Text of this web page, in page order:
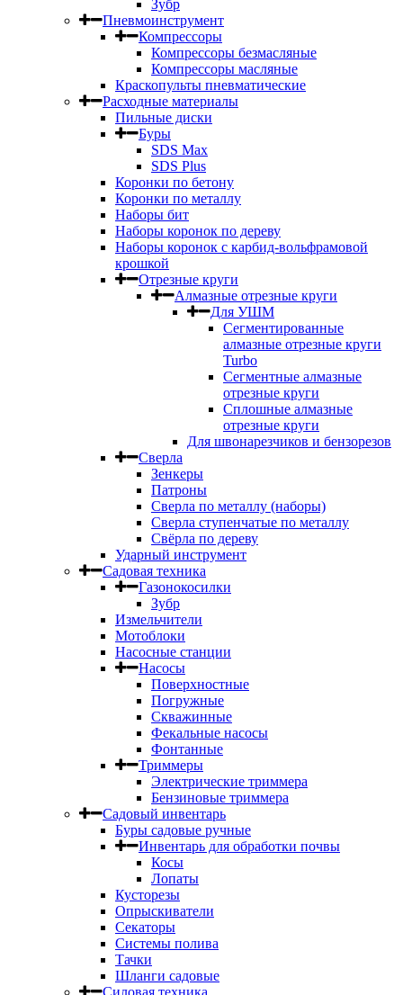
Зубр
Пневмоинструмент
Компрессоры
Компрессоры безмасляные
Компрессоры масляные
Краскопульты пневматические
Расходные материалы
Пильные диски
Буры
SDS Max
SDS Plus
Коронки по бетону
Коронки по металлу
Наборы бит
Наборы коронок по дереву
Наборы коронок с карбид-вольфрамовой
крошкой
Отрезные круги
Алмазные отрезные круги
Для УШМ
Сегментированные
алмазные отрезные круги
Turbo
Сегментные алмазные
отрезные круги
Сплошные алмазные
отрезные круги
Для швонарезчиков и бензорезов
Сверла
Зенкеры
Патроны
Сверла по металлу (наборы)
Сверла ступенчатые по металлу
Свёрла по дереву
Ударный инструмент
Садовая техника
Газонокосилки
Зубр
Измельчители
Мотоблоки
Насосные станции
Насосы
Поверхностные
Погружные
Скважинные
Фекальные насосы
Фонтанные
Триммеры
Электрические триммера
Бензиновые триммера
Садовый инвентарь
Буры садовые ручные
Инвентарь для обработки почвы
Косы
Лопаты
Кусторезы
Опрыскиватели
Секаторы
Системы полива
Тачки
Шланги садовые
Силовая техника